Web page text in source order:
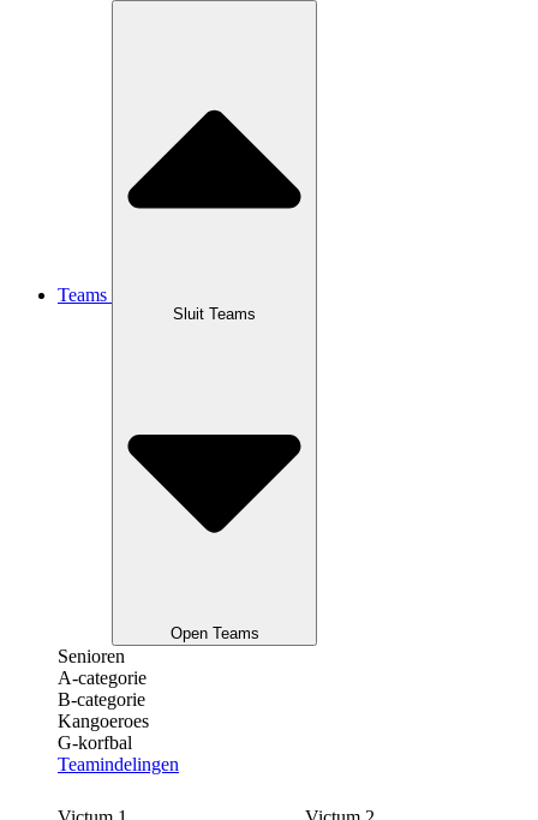
Teams
Sluit Teams
Open Teams
Senioren
A-categorie
B-categorie
Kangoeroes
G-korfbal
Teamindelingen